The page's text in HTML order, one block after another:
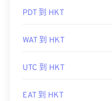
PDT 到 HKT
WAT 到 HKT
UTC 到 HKT
EAT 到 HKT